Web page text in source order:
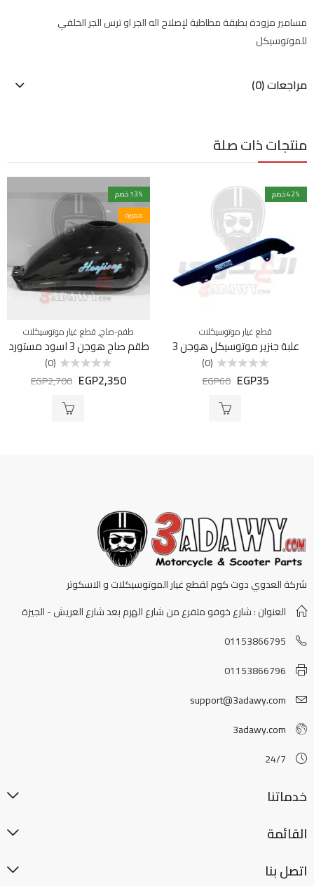
مسامير مزودة بطبقة مطاطية لإصلاح اله الجر او ترس الجر الخلفي
للموتوسيكل
مراجعات (0)
منتجات ذات صلة
42% خصم
قطع غيار موتوسيكلات
علبة جنزير موتوسيكل هوجن 3
التقييم
(0)
EGP35
EGP60
13% خصم
مميزة
طقم-صاج,قطع غيار موتوسيكلات
طقم صاج هوجن 3 اسود مستورد
التقييم
(0)
EGP2,350
EGP2,700
شركة العدوي دوت كوم لقطع غيار الموتوسيكلات و الاسكوتر
العنوان : شارع خوفو متفرع من شارع الهرم بعد شارع العريش - الجيزة
01153866795
01153866796
support@3adawy.com
3adawy.com
24/7
خدماتنا
القائمة
اتصل بنا